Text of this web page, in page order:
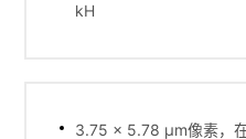
kH
3.75 x 5.78 µm像素，